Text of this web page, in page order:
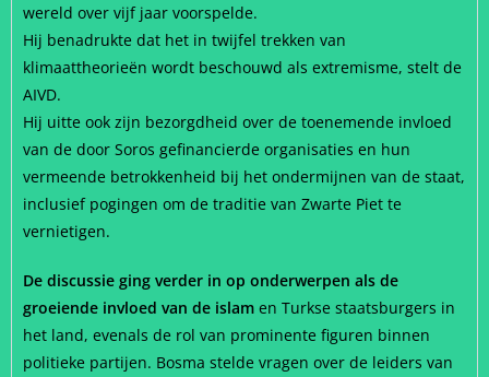
wereld over vijf jaar voorspelde.
Hij benadrukte dat het in twijfel trekken van
klimaattheorieën wordt beschouwd als extremisme, stelt de
AIVD.
Hij uitte ook zijn bezorgdheid over de toenemende invloed
van de door Soros gefinancierde organisaties en hun
vermeende betrokkenheid bij het ondermijnen van de staat,
inclusief pogingen om de traditie van Zwarte Piet te
vernietigen.
De discussie ging verder in op onderwerpen als de
groeiende invloed van de islam en Turkse staatsburgers in
het land, evenals de rol van prominente figuren binnen
politieke partijen. Bosma stelde vragen over de leiders van